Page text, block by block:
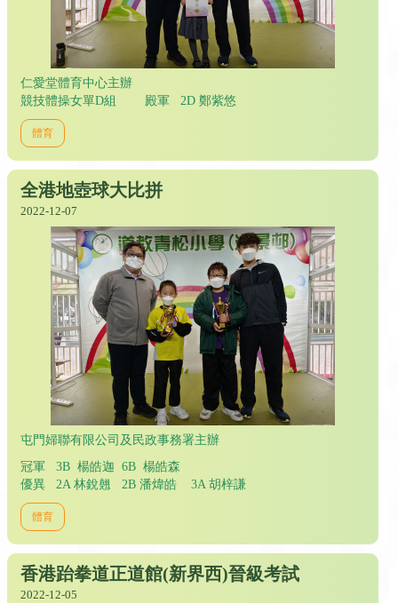
仁愛堂體育中心主辦
競技體操女單D組 殿軍 2D 鄭紫悠
體育
全港地壺球大比拼
2022-12-07
屯門婦聯有限公司及民政事務署主辦
冠軍 3B 楊皓迦 6B 楊皓森
優異 2A 林銳翹 2B 潘煒皓 3A 胡梓謙
體育
香港跆拳道正道館(新界西)晉級考試
2022-12-05